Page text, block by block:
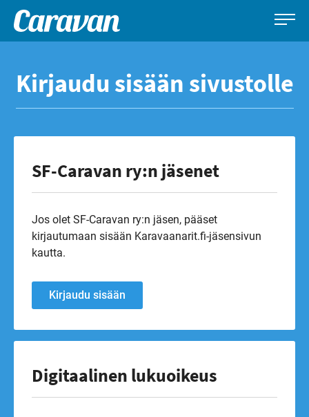
sisältöön
Caravan-
Leirintämatkailun
Kirjaudu sisään sivustolle
SF-Caravan ry:n jäsenet
Jos olet SF-Caravan ry:n jäsen, pääset
kirjautumaan sisään Karavaanarit.fi-jäsensivun
kautta.
Kirjaudu sisään
Digitaalinen lukuoikeus